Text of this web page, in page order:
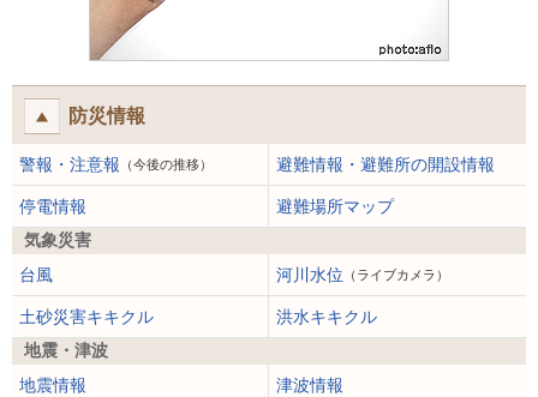
防災情報
警報・注意報 （今後の推移） 避難情報・避難所の開設情報
停電情報
避難場所マップ
気象災害
台風
河川水位 （ライブカメラ）
土砂災害キキクル
洪水キキクル
地震・津波
地震情報
津波情報